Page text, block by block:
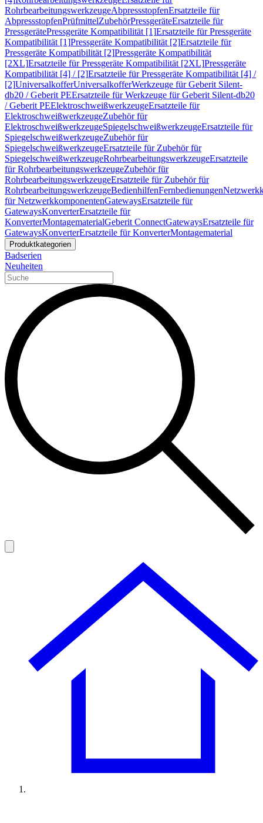
RohrbearbeitungswerkzeugeAbpressstopfenErsatzteile für
AbpressstopfenPrüfmittelZubehörPressgeräteErsatzteile für
PressgerätePressgeräte Kompatibilität [1]Ersatzteile für Pressgeräte
Kompatibilität [1]Pressgeräte Kompatibilität [2]Ersatzteile für
Pressgeräte Kompatibilität [2]Pressgeräte Kompatibilität
[2XL]Ersatzteile für Pressgeräte Kompatibilität [2XL]Pressgeräte
Kompatibilität [4] / [2]Ersatzteile für Pressgeräte Kompatibilität [4] /
[2]UniversalkofferUniversalkofferWerkzeuge für Geberit Silent-
db20 / Geberit PEErsatzteile für Werkzeuge für Geberit Silent-db20
/ Geberit PEElektroschweißwerkzeugeErsatzteile für
ElektroschweißwerkzeugeZubehör für
ElektroschweißwerkzeugeSpiegelschweißwerkzeugeErsatzteile für
SpiegelschweißwerkzeugeZubehör für
SpiegelschweißwerkzeugeErsatzteile für Zubehör für
SpiegelschweißwerkzeugeRohrbearbeitungswerkzeugeErsatzteile
für RohrbearbeitungswerkzeugeZubehör für
RohrbearbeitungswerkzeugeErsatzteile für Zubehör für
RohrbearbeitungswerkzeugeBedienhilfenFernbedienungen
für NetzwerkkomponentenGatewaysErsatzteile für
GatewaysKonverterErsatzteile für
KonverterMontagematerialGeberit ConnectGatewaysErsatzteile für
GatewaysKonverterErsatzteile für KonverterMontagematerial
Produktkategorien
Badserien
Neuheiten